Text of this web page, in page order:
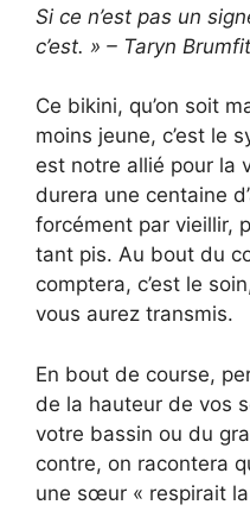
Si ce n’est pas un
c’est. » – Taryn
Ce bikini, qu’on soit
moins jeune, c’est le
est notre allié pour la
durera une centaine
forcément par vieillir,
tant pis. Au bout du
comptera, c’est le
vous aurez transmis.
En bout de course,
de la hauteur de vos
votre bassin ou du
contre, on racontera
une sœur « respirait